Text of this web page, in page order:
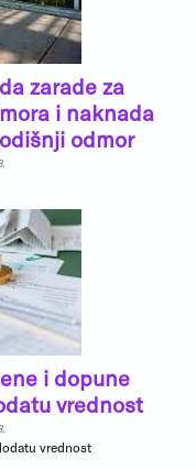
zarade za
i naknada
odmor
i dopune
vrednost
vrednost